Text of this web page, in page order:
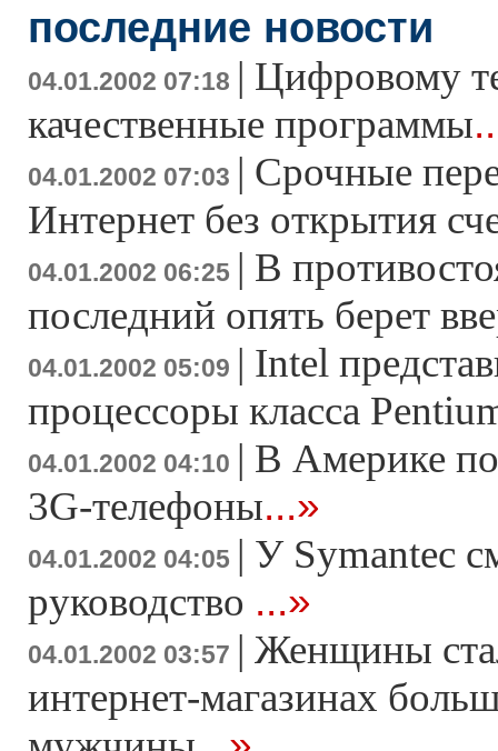
последние новости
04.01.2002 07:18 | Цифровому
качественные программы
04.01.2002 07:03 | Срочные
Интернет без открытия
04.01.2002 06:25 | В
последний опять берет
04.01.2002 05:09 | Intel
процессоры класса
04.01.2002 04:10 | В Америке
3G-телефоны...»
04.01.2002 04:05 | У Symantec
руководство ...»
04.01.2002 03:57 | Женщины
интернет-магазинах